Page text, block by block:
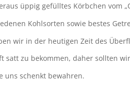
üppig gefülltes Körbchen vom
Kohlsorten sowie bestes
wir in der heutigen Zeit des
satt zu bekommen, daher sollten
uns schenkt bewahren.